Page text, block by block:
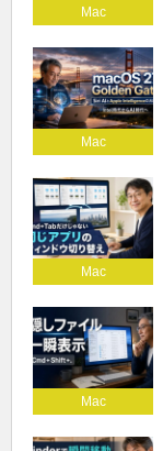
Mac
Mac
Mac
Mac